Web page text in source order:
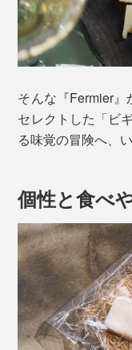
そんな『Fermier
セレクトした「ビ
る味覚の冒険へ、
個性と食べ